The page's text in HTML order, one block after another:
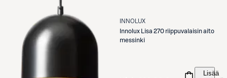
INNOLUX
Innolux
Lisa 270 riippuvalaisin aito
messinki
Lisää